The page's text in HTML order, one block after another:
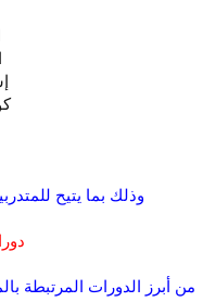
وذلك بما يتيح
من أبرز الدورات المرتبطة